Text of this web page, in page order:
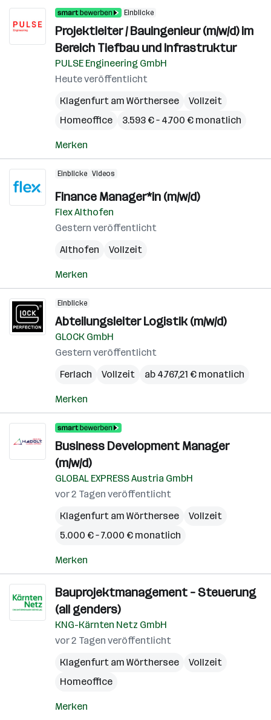
Einblicke
Projektleiter / Bauingenieur (m/w/d) im
Bereich Tiefbau und Infrastruktur
PULSE Engineering GmbH
Heute veröffentlicht
Klagenfurt am Wörthersee
Vollzeit
Homeoffice
3.593 € – 4.700 € monatlich
Merken
Einblicke Videos
Finance Manager*in (m/w/d)
Flex Althofen
Gestern veröffentlicht
Althofen
Vollzeit
Merken
Einblicke
Abteilungsleiter Logistik (m/w/d)
GLOCK GmbH
Gestern veröffentlicht
Ferlach
Vollzeit ab 4.767,21 € monatlich
Merken
Business Development Manager
(m/w/d)
GLOBAL EXPRESS Austria GmbH
vor 2 Tagen veröffentlicht
Klagenfurt am Wörthersee
Vollzeit
5.000 € – 7.000 € monatlich
Merken
Bauprojektmanagement – Steuerung
(all genders)
KNG-Kärnten Netz GmbH
vor 2 Tagen veröffentlicht
Klagenfurt am Wörthersee
Vollzeit
Homeoffice
Merken